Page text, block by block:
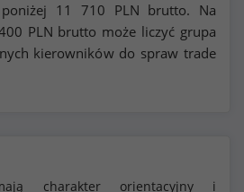
11 710 PLN brutto. Na
PLN brutto może liczyć grupa
kierowników do spraw trade
charakter orientacyjny i